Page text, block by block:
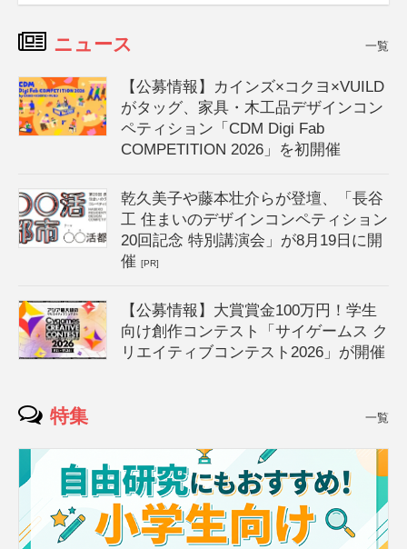
ニュース 一覧
【公募情報】カインズ×コクヨ×VUILD
がタッグ、家具・木工品デザインコン
ペティション「CDM Digi Fab
COMPETITION 2026」を初開催
乾久美子や藤本壮介らが登壇、「長谷
工 住まいのデザインコンペティション
20回記念 特別講演会」が8月19日に開
催[PR]
【公募情報】大賞賞金100万円！学生
向け創作コンテスト「サイゲームス ク
リエイティブコンテスト2026」が開催
特集 一覧